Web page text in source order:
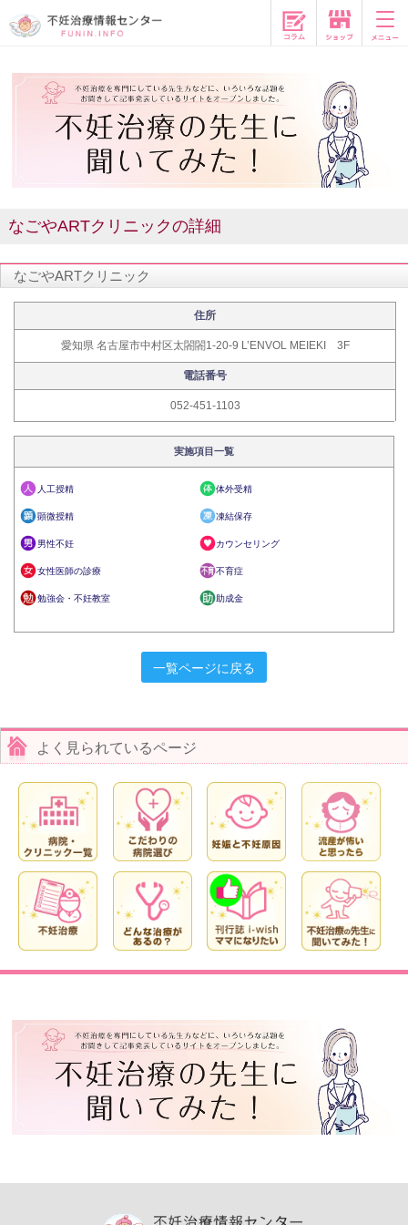
コラム
なごやARTクリニックの詳細
なごやARTクリニック
住所
愛知県 名古屋市中村区太閤閤1-20-9 L’ENVOL MEIEKI 3F
電話番号
052-451-1103
実施項目一覧
人工授精 体外受精
顕微授精 凍結保存
男性不妊 カウンセリング
女性医師の診療 不育症
勉強会・不妊教室 助成金
一覧ページに戻る
よく見られているページ